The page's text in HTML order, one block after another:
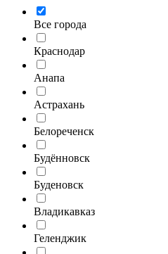
Все города
Краснодар
Анапа
Астрахань
Белореченск
Будённовск
Буденовск
Владикавказ
Геленджик